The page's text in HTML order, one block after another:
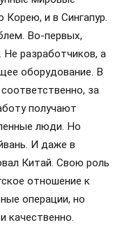
и в Сингапур.
Во-первых,
разработчиков, а
оборудование. В
за
получают
люди. Но
И даже в
Китай. Свою роль
отношение к
операции, но
качественно.